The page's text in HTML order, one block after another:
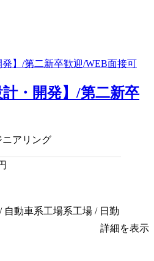
計・開発】/第二新卒
アリング
自動車系工場系工場 / 日勤
詳細を表示